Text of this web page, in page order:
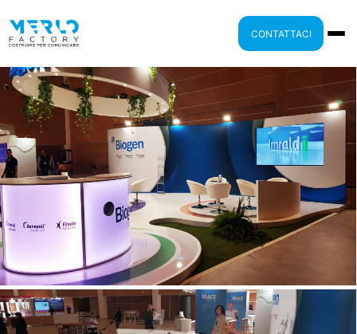
CONTATTACI